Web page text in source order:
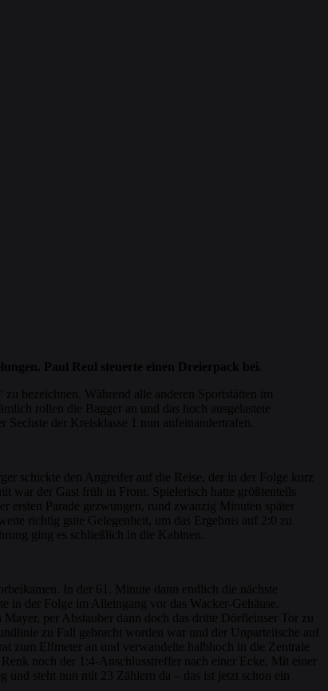
Paul Reul steuerte einen Dreierpack bei.
bezeichnen. Während alle anderen Sportstätten im
rollen die Bagger an und das hoch ausgelastete
der Kreisklasse 1 nun aufeinandertrafen.
schickte den Angreifer auf die Reise, der in der Folge kurz
war der Gast früh in Front. Spielerisch hatte größtenteils
Parade gezwungen, rund zwanzig Minuten später
richtig gute Gelegenheit, um das Ergebnis auf 2:0 zu
ging es schließlich in die Kabinen.
In der 61. Minute dann endlich die nächste
in der Folge im Alleingang vor das Wacker-Gehäuse.
per Abstauber dann doch das dritte Dörfleinser Tor zu
zu Fall gebracht worden war und der Unparteiische auf
zum Elfmeter an und verwandelte halbhoch in die Zentrale
noch der 1:4-Anschlusstreffer nach einer Ecke. Mit einer
steht nun mit 23 Zählern da – das ist jetzt schon ein